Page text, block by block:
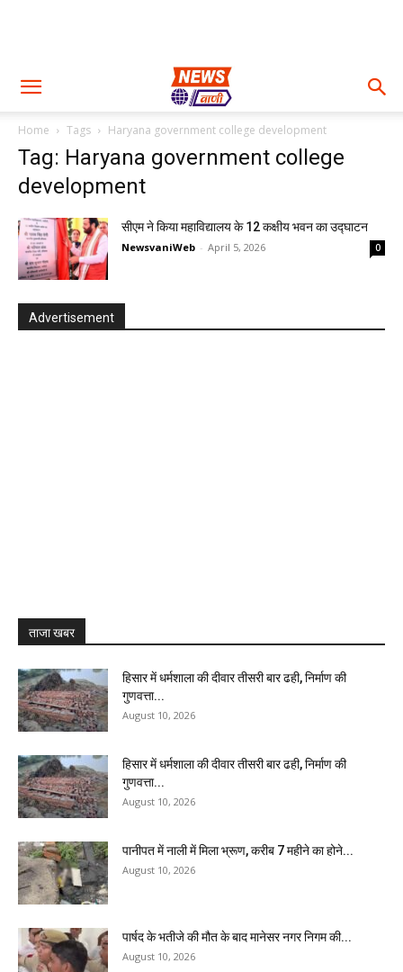
Home Tags Haryana government college development
Tag: Haryana government college
development
सीएम ने किया महाविद्यालय के 12 कक्षीय भवन का उद्घाटन
NewsvaniWeb - April 5, 2026 0
Advertisement
ताजा खबर
हिसार में धर्मशाला की दीवार तीसरी बार ढही, निर्माण की
गुणवत्ता...
August 10, 2026
हिसार में धर्मशाला की दीवार तीसरी बार ढही, निर्माण की
गुणवत्ता...
August 10, 2026
पानीपत में नाली में मिला भ्रूण, करीब 7 महीने का होने...
August 10, 2026
पार्षद के भतीजे की मौत के बाद मानेसर नगर निगम की...
August 10, 2026